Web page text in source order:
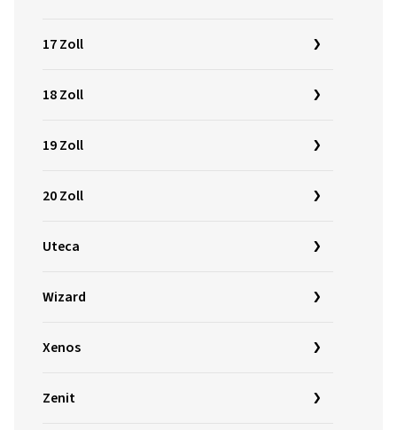
17 Zoll
18 Zoll
19 Zoll
20 Zoll
Uteca
Wizard
Xenos
Zenit